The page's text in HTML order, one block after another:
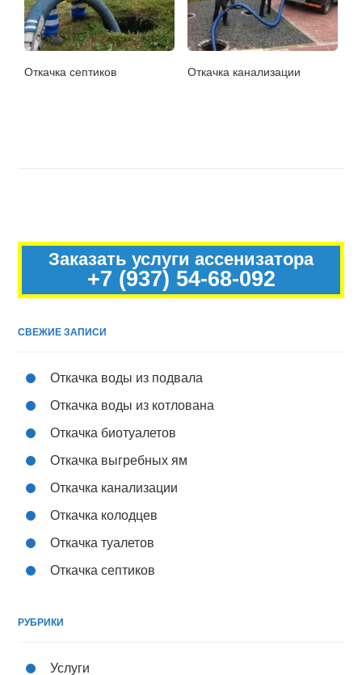
Откачка септиков Откачка канализации
Заказать услуги ассенизатора
+7 (937) 54-68-092
СВЕЖИЕ ЗАПИСИ
Откачка воды из подвала
Откачка воды из котлована
Откачка биотуалетов
Откачка выгребных ям
Откачка канализации
Откачка колодцев
Откачка туалетов
Откачка септиков
РУБРИКИ
Услуги